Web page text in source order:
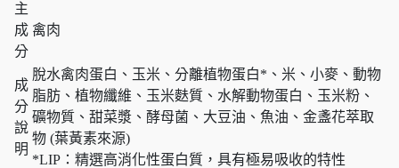
主
成
分
禽肉
成
分
說
明
脫水禽肉蛋白、玉米、分離植物蛋白*、米、小麥、動物
脂肪、植物纖維、玉米麩質、水解動物蛋白、玉米粉、
礦物質、甜菜漿、酵母菌、大豆油、魚油、金盞花萃取
物 (葉黃素來源)
*LIP：精選高消化性蛋白質，具有極易吸收的特性